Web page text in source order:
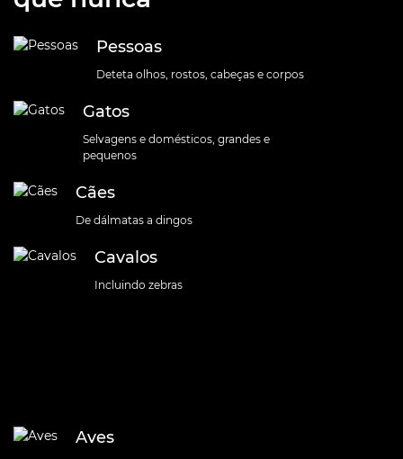
Pessoas
Deteta olhos, rostos, cabeças e corpos
Gatos
Selvagens e domésticos, grandes e
pequenos
Cães
De dálmatas a dingos
Cavalos
Incluindo zebras
Aves